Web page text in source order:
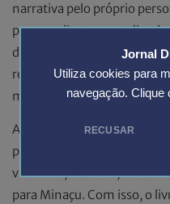
Jornal
Utiliza cookies para
navegação. Clique
RECUSAR
narrativa pelo próprio
pessoas diretamente
destinada ao acervo
registros pessoais,
memórias visuais.
A proposta é permitir que
partir de sua própria
vivências, desafios,
para Minaçu. Com isso, o